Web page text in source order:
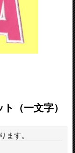
（一文字）
ます。